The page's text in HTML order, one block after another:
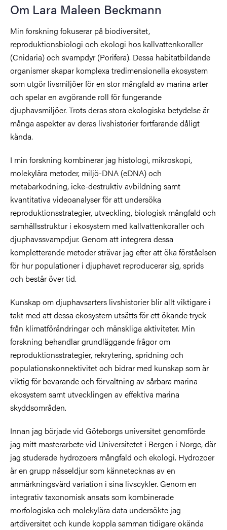
Om Lara Maleen Beckmann
Min forskning fokuserar på biodiversitet,
reproduktionsbiologi och ekologi hos kallvattenkoraller
(Cnidaria) och svampdyr (Porifera). Dessa habitatbildande
organismer skapar komplexa tredimensionella ekosystem
som utgör livsmiljöer för en stor mångfald av marina arter
och spelar en avgörande roll för fungerande
djuphavsmiljöer. Trots deras stora ekologiska betydelse är
många aspekter av deras livshistorier fortfarande dåligt
kända.
I min forskning kombinerar jag histologi, mikroskopi,
molekylära metoder, miljö-DNA (eDNA) och
metabarkodning, icke-destruktiv avbildning samt
kvantitativa videoanalyser för att undersöka
reproduktionsstrategier, utveckling, biologisk mångfald och
samhällsstruktur i ekosystem med kallvattenkoraller och
djuphavssvampdjur. Genom att integrera dessa
kompletterande metoder strävar jag efter att öka förståelsen
för hur populationer i djuphavet reproducerar sig, sprids
och består över tid.
Kunskap om djuphavsarters livshistorier blir allt viktigare i
takt med att dessa ekosystem utsätts för ett ökande tryck
från klimatförändringar och mänskliga aktiviteter. Min
forskning behandlar grundläggande frågor om
reproduktionsstrategier, rekrytering, spridning och
populationskonnektivitet och bidrar med kunskap som är
viktig för bevarande och förvaltning av sårbara marina
ekosystem samt utvecklingen av effektiva marina
skyddsområden.
Innan jag började vid Göteborgs universitet genomförde
jag mitt masterarbete vid Universitetet i Bergen i Norge, där
jag studerade hydrozoers mångfald och ekologi. Hydrozoer
är en grupp nässeldjur som kännetecknas av en
anmärkningsvärd variation i sina livscykler. Genom en
integrativ taxonomisk ansats som kombinerade
morfologiska och molekylära data undersökte jag
artdiversitet och kunde koppla samman tidigare okända